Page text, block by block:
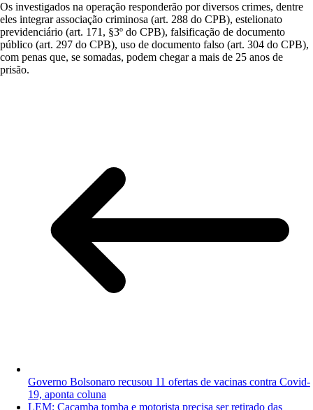
Os investigados na operação responderão por diversos crimes, dentre
eles integrar associação criminosa (art. 288 do CPB), estelionato
previdenciário (art. 171, §3º do CPB), falsificação de documento
público (art. 297 do CPB), uso de documento falso (art. 304 do CPB),
com penas que, se somadas, podem chegar a mais de 25 anos de
prisão.
Governo Bolsonaro recusou 11 ofertas de vacinas contra Covid-
19, aponta coluna
LEM: Caçamba tomba e motorista precisa ser retirado das